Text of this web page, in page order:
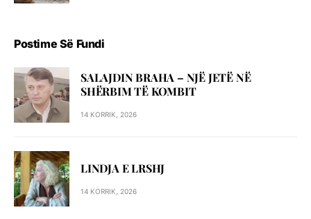
Postime Së Fundi
SALAJDIN BRAHA – NJЁ JETЁ NЁ
SHЁRBIM TЁ KOMBIT
14 KORRIK, 2026
LINDJA E LRSHJ
14 KORRIK, 2026